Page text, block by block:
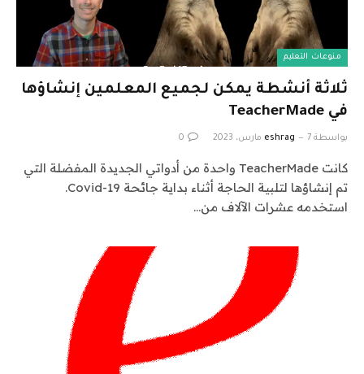
منوعات التعليم
ثلاثة أنشطة يمكن لجميع المعلمين إنشاؤها
في TeacherMade
بواسطة eshrag 7 مارس، 2023 0
كانت TeacherMade واحدة من أدواتي الجديدة المفضلة التي
تم إنشاؤها لتلبية الحاجة أثناء بداية جائحة Covid-19.
استخدمه عشرات الآلاف من…